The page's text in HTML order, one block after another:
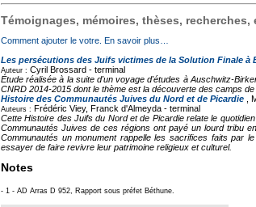
Témoignages, mémoires, thèses,
Comment ajouter le votre. En savoir plus…
Les persécutions des Juifs victimes de la Solution Finale à
Auteur : Cyril Brossard - terminal
Étude réalisée à la suite d'un voyage d'études à Auschwitz-
CNRD 2014-2015 dont le thème est la découverte des camps
Histoire des Communautés Juives du Nord et de Picardie ,
Auteurs : Frédéric Viey, Franck d'Almeyda - terminal
Cette Histoire des Juifs du Nord et de Picardie relate le
Communautés Juives de ces régions ont payé un lourd tribu
Communautés un monument rappelle les sacrifices faits par
essayer de faire revivre leur patrimoine religieux et culturel.
Notes
- 1 - AD Arras D 952, Rapport sous préfet Béthune.